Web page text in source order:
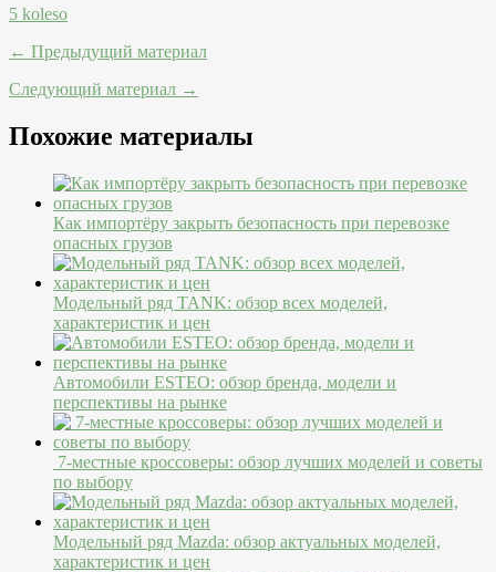
5 koleso
← Предыдущий материал
Следующий материал →
Похожие материалы
Как импортёру закрыть безопасность при перевозке
опасных грузов
Модельный ряд TANK: обзор всех моделей,
характеристик и цен
Автомобили ESTEO: обзор бренда, модели и
перспективы на рынке
7-местные кроссоверы: обзор лучших моделей и советы
по выбору
Модельный ряд Mazda: обзор актуальных моделей,
характеристик и цен